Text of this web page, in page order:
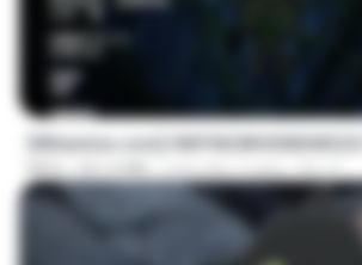
[Witanime.com] HMYNGWHSNIDMS2S
MP4 251.4 MB cách đây 7 ngày KILJY